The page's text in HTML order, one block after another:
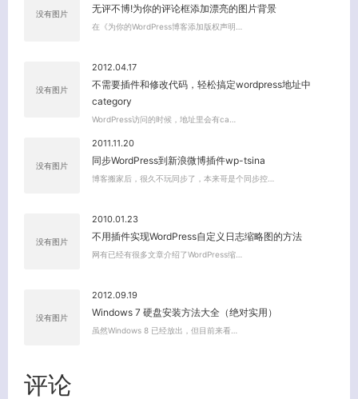
没有图片 无评不博!为你的评论框添加漂亮的图片背景
在《为你的WordPress博客添加版权声明…
没有图片
2012.04.17
不需要插件和修改代码，轻松搞定wordpress地址中
category
WordPress访问的时候，地址里会有ca…
没有图片
2011.11.20
同步WordPress到新浪微博插件wp-tsina
博客搬家后，很久不玩同步了，本来哥是个同步控…
没有图片
2010.01.23
不用插件实现WordPress自定义日志缩略图的方法
网有已经有很多文章介绍了WordPress缩…
没有图片
2012.09.19
Windows 7 硬盘安装方法大全（绝对实用）
虽然Windows 8 已经放出，但目前来看…
评论